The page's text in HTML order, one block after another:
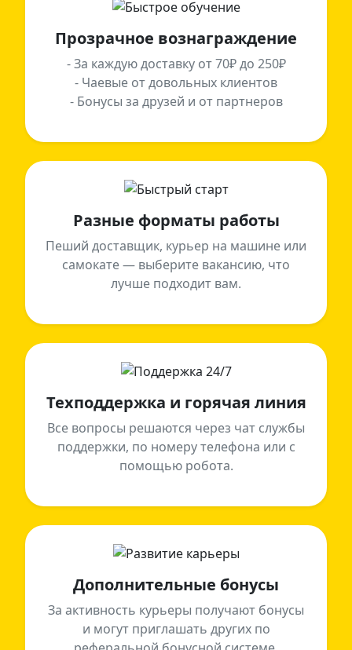
Прозрачное вознаграждение
- За каждую доставку от 70₽ до 250₽
- Чаевые от довольных клиентов
- Бонусы за друзей и от партнеров
Разные форматы работы
Пеший доставщик, курьер на машине или
самокате — выберите вакансию, что
лучше подходит вам.
Техподдержка и горячая линия
Все вопросы решаются через чат службы
поддержки, по номеру телефона или с
помощью робота.
Дополнительные бонусы
За активность курьеры получают бонусы
и могут приглашать других по